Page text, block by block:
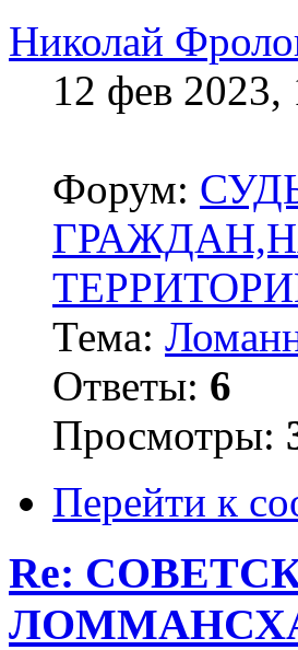
Николай
12 фев 2023,
Форум:
Тема:
Ответы: 6
Просмотры:
Перейти к
Re: